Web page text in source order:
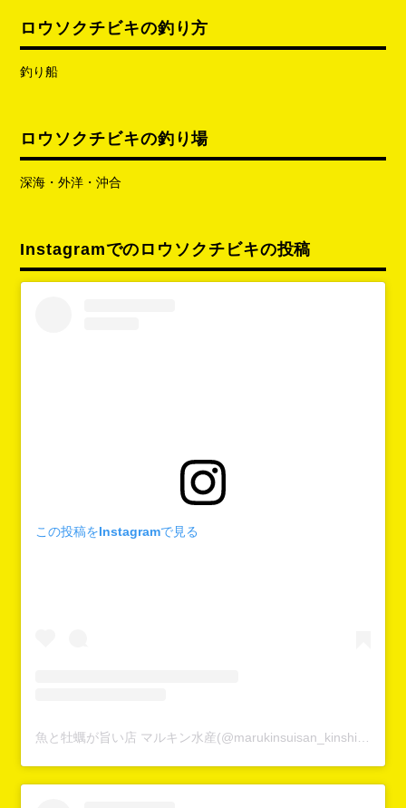
ロウソクチビキの釣り方
釣り船
ロウソクチビキの釣り場
深海・外洋・沖合
Instagramでのロウソクチビキの投稿
この投稿をInstagramで見る